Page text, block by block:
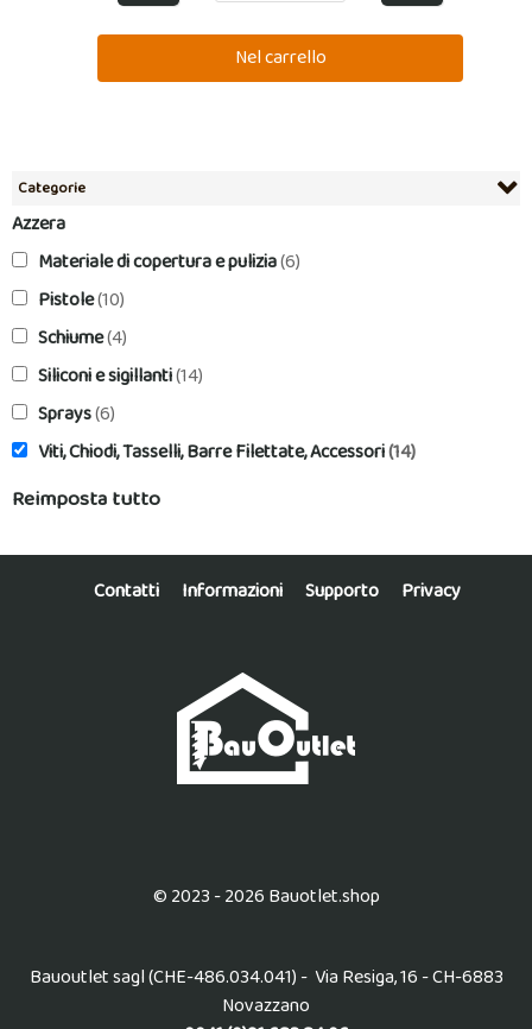
Categorie
Azzera
Materiale di copertura e pulizia(6)
Pistole(10)
Schiume(4)
Siliconi e sigillanti(14)
Sprays(6)
Viti, Chiodi, Tasselli, Barre Filettate, Accessori(14)
Reimposta tutto
Contatti Informazioni Supporto Privacy
© 2023 - 2026 Bauotlet.shop
Bauoutlet sagl (CHE-486.034.041) - Via Resiga, 16 - CH-6883
Novazzano